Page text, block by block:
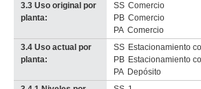
Anterior Pausa Siguiente
3.3 Uso original por
planta:
SS Comercio
PB Comercio
PA Comercio
3.4 Uso actual por
planta:
SS Estacionamiento
PB Estacionamiento
PA Depósito